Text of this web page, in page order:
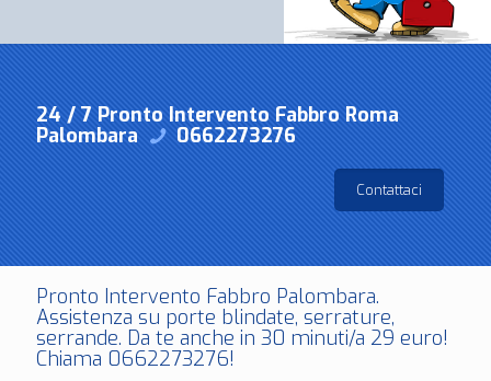
24 / 7 Pronto Intervento Fabbro Roma
Palombara 0662273276
Contattaci
Pronto Intervento Fabbro Palombara .
Assistenza su porte blindate, serrature,
serrande. Da te anche in 30 minuti/a 29 euro!
Chiama 0662273276!